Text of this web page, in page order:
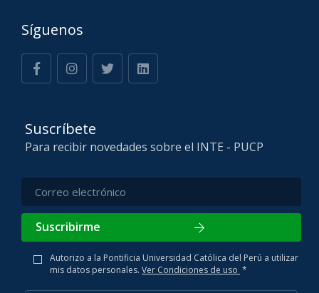
Síguenos
Suscríbete
Para recibir novedades sobre el INTE - PUCP
Suscribirme
Autorizo a la Pontificia Universidad Católica del Perú a utilizar
mis datos personales. Ver Condiciones de uso *